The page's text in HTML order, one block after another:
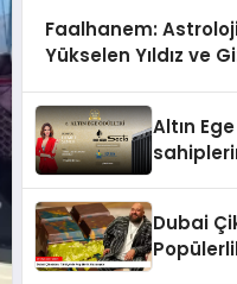
Faalhanem:
Yükselen Yıldız ve
Altın
Dubai